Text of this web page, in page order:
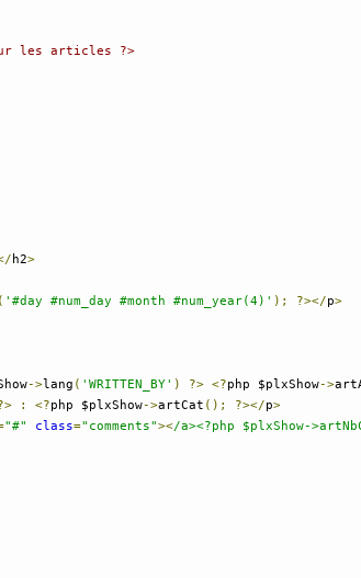
les articles ?>
h2>
( '#day #num_day #month #num_year(4)' ); ?></p>
->lang ( 'WRITTEN_BY' ) ?> <?php $plxShow->
: <?php $plxShow->artCat (); ?></p>
"#" class="comments"></a><?php $plxShow-